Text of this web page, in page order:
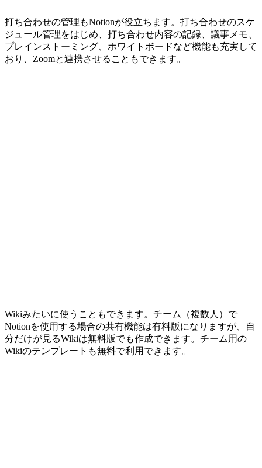
打ち合わせの管理もNotionが役立ちます。打ち合わせのスケ
ジュール管理をはじめ、打ち合わせ内容の記録、議事メモ、
プレインストーミング、ホワイトボードなど機能も充実して
おり、Zoomと連携させることもできます。
Wikiみたいに使うこともできます。チーム（複数人）で
Notionを使用する場合の共有機能は有料版になりますが、自
分だけが見るWikiは無料版でも作成できます。チーム用の
Wikiのテンプレートも無料で利用できます。